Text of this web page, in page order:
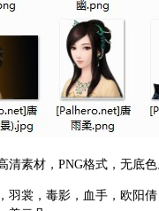
素材，PNG格式，无底色
裳，毒影，血手，欧阳倩